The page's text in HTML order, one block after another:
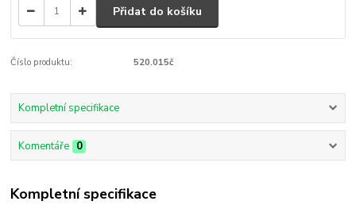
Přidat do košíku
Číslo produktu: 520.015č
Kompletní specifikace
Komentáře 0
Kompletní specifikace